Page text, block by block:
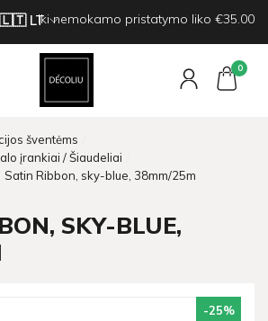
Iki nemokamo pristatymo liko €35.00
0
šventėms
įrankiai / Šiaudeliai
Satin Ribbon, sky-blue, 38mm/25m
SKY-BLUE,
-25%